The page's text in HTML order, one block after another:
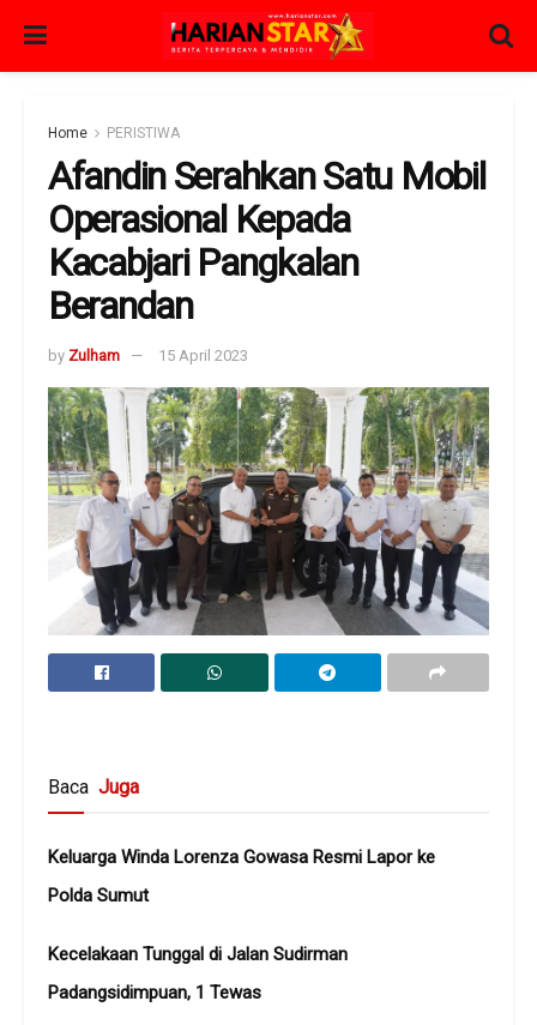
Home PERISTIWA
Afandin Serahkan Satu Mobil
Operasional Kepada
Kacabjari Pangkalan
Berandan
by Zulham 15 April 2023
Baca Juga
Keluarga Winda Lorenza Gowasa Resmi Lapor ke
Polda Sumut
Kecelakaan Tunggal di Jalan Sudirman
Padangsidimpuan, 1 Tewas